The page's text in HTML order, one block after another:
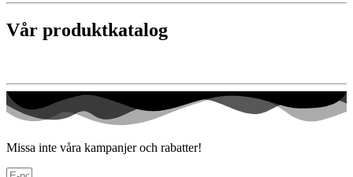
Vår produktkatalog
Missa inte våra kampanjer och rabatter!